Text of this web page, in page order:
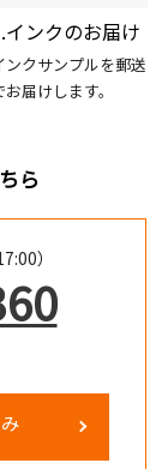
インクのお届け
ンクサンプルを郵送
お届けします。
ら
）